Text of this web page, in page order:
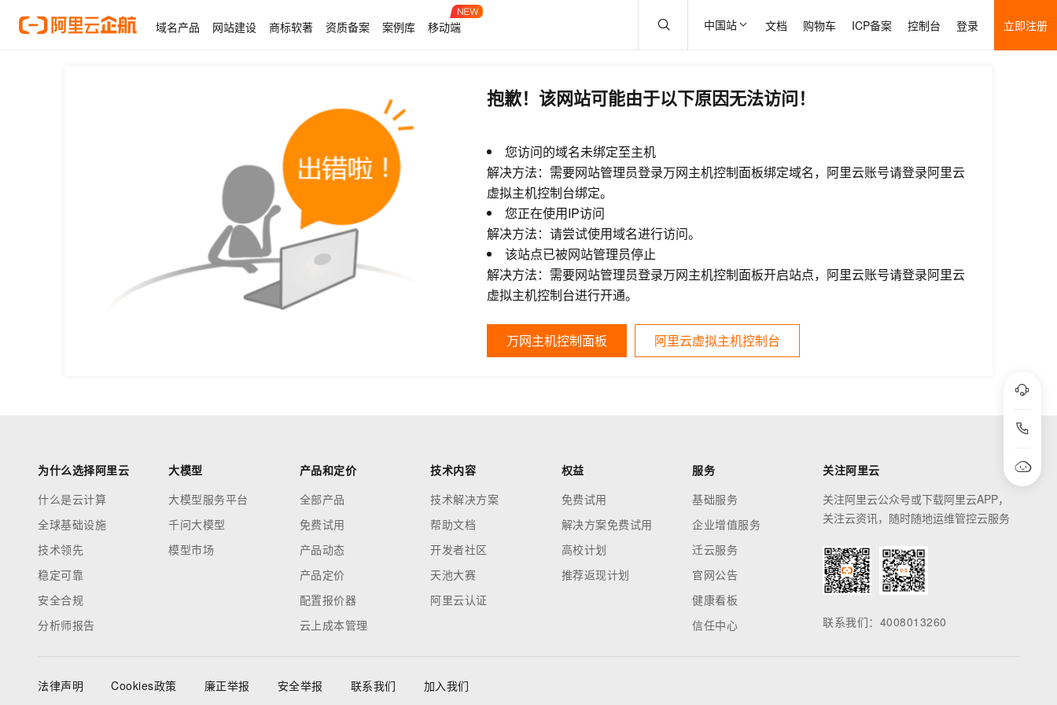
域名产品 网站建设 商标软著 资质备案 案例库 移动端 中国站 文档 购物车 ICP备案 控制台 登录 立即注册
抱歉！该网站可能由于以下原因无法访问！
您访问的域名未绑定至主机
解决方法：需要网站管理员登录万网主机控制面板绑定域名，阿里云账号请登录阿里云
虚拟主机控制台绑定。
您正在使用IP访问
解决方法：请尝试使用域名进行访问。
该站点已被网站管理员停止
解决方法：需要网站管理员登录万网主机控制面板开启站点，阿里云账号请登录阿里云
虚拟主机控制台进行开通。
万网主机控制面板 阿里云虚拟主机控制台